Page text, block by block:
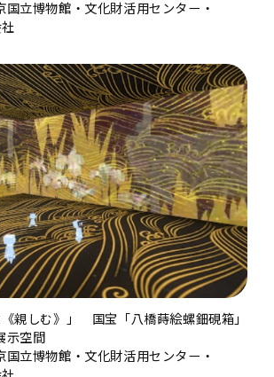
国立博物館・文化財活用センター・
親しむ》」 国宝「八橋蒔絵螺鈿硯箱」
示空間
国立博物館・文化財活用センター・